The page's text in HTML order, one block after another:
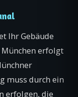
Ihr Gebäude
erfolgt
muss durch ein
erfolgen, die